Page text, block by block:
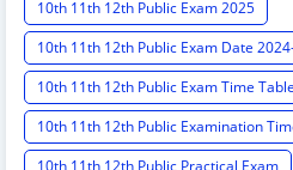
10th 11th 12th Public Exam 2025
10th 11th 12th Public Exam Date
10th 11th 12th Public Exam Time
10th 11th 12th Public Examination